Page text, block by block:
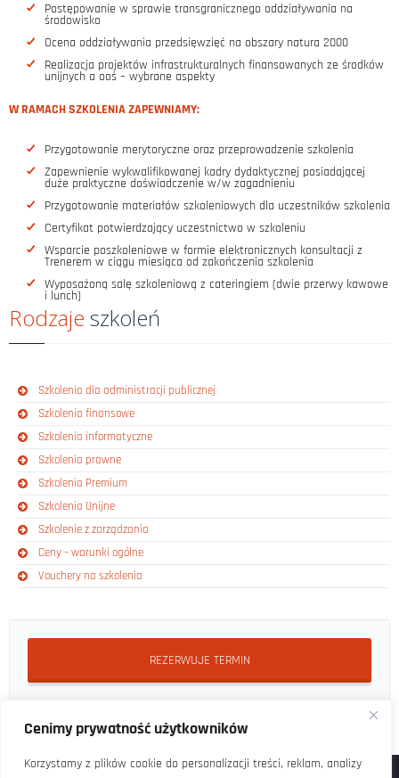
Cenimy prywatność użytkowników
Korzystamy z plików cookie do personalizacji treści, reklam, analizy
Postępowanie w sprawie transgranicznego oddziaływania na
środowisko
Ocena oddziaływania przedsięwzięć na obszary natura 2000
Realizacja projektów infrastrukturalnych finansowanych ze środków
unijnych a ooś – wybrane aspekty
W RAMACH SZKOLENIA ZAPEWNIAMY:
Przygotowanie merytoryczne oraz przeprowadzenie szkolenia
Zapewnienie wykwalifikowanej kadry dydaktycznej posiadającej
duże praktyczne doświadczenie w/w zagadnieniu
Przygotowanie materiałów szkoleniowych dla uczestników szkolenia
Certyfikat potwierdzający uczestnictwo w szkoleniu
Wsparcie poszkoleniowe w formie elektronicznych konsultacji z
Trenerem w ciągu miesiąca od zakończenia szkolenia
Wyposażoną salę szkoleniową z cateringiem (dwie przerwy kawowe
i lunch)
Rodzaje szkoleń
Szkolenia dla administracji publicznej
Szkolenia finansowe
Szkolenia informatyczne
Szkolenia prawne
Szkolenia Premium
Szkolenia Unijne
Szkolenie z zarządzania
Ceny – warunki ogólne
Vouchery na szkolenia
REZERWUJE TERMIN